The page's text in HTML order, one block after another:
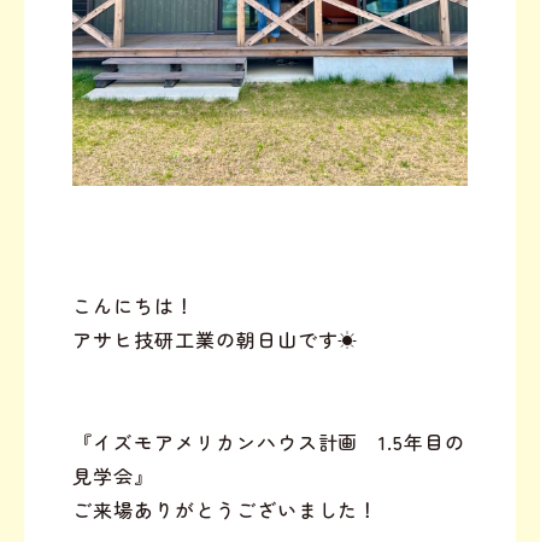
こんにちは！
アサヒ技研工業の朝日山です☀︎
『イズモアメリカンハウス計画 1.5年目の
見学会』
ご来場ありがとうございました！